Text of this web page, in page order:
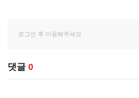
댓글 0